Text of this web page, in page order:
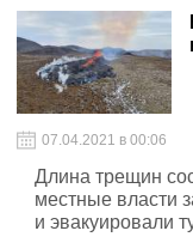
07.04.2021 в 00:06
Длина трещин
местные власти
и эвакуировали